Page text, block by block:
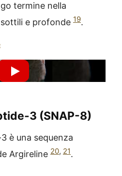
termine nella
e profonde 19.
Riproduci Video YouTube
3 (SNAP-8)
è una sequenza
Argireline 20, 21.